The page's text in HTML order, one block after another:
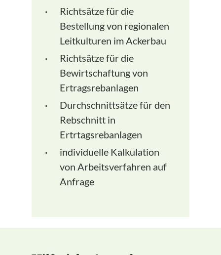
Richtsätze für die
Bestellung von regionalen
Leitkulturen im Ackerbau
Richtsätze für die
Bewirtschaftung von
Ertragsrebanlagen
Durchschnittsätze für den
Rebschnitt in
Ertrtagsrebanlagen
individuelle Kalkulation
von Arbeitsverfahren auf
Anfrage